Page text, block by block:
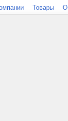
Товары